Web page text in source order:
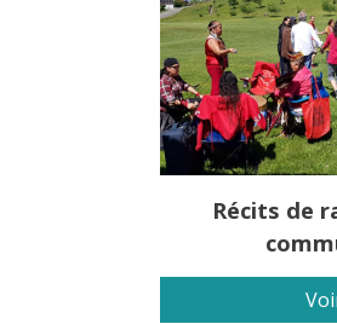
Récits de